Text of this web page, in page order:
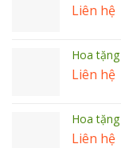
Liên hệ
Hoa
Liên hệ
Hoa
Liên hệ